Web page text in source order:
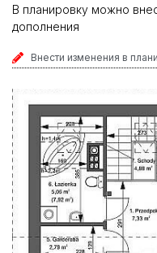
В планировку можно
дополнения
Внести изменения в